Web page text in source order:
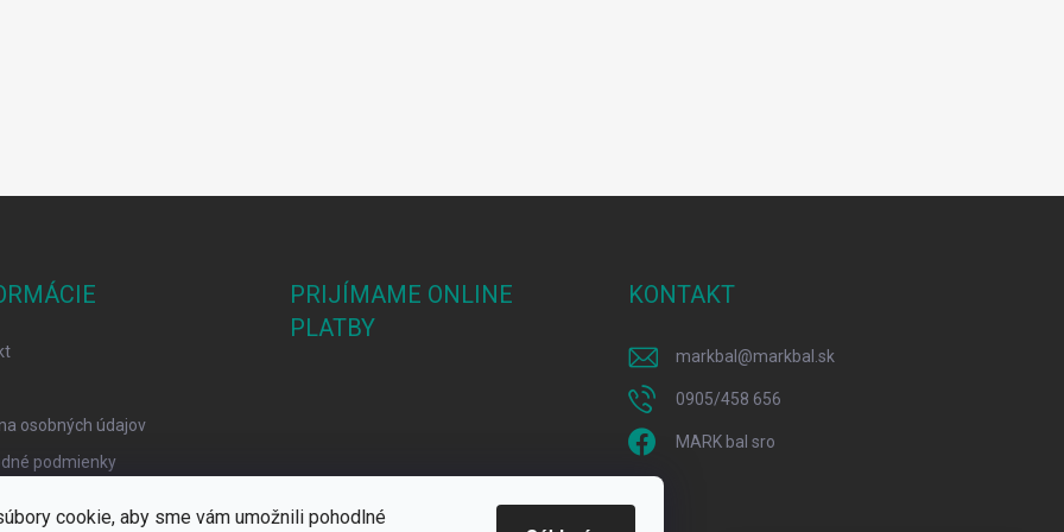
cookie, aby sme vám umožnili pohodlné
osobných údajov
podmienky
PRIJÍMAME ONLINE
PLATBY
KONTAKT
markbal @markbal.sk
0905/458 656
MARK bal sro